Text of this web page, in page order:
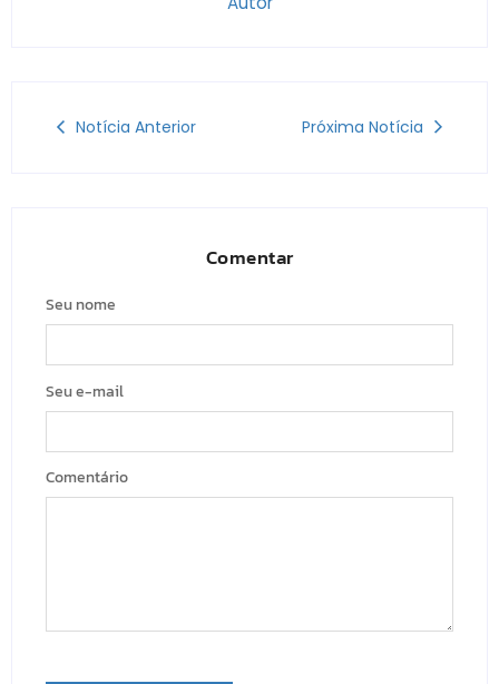
Notícia Anterior Próxima Notícia
Comentar
Seu nome
Seu e-mail
Comentário